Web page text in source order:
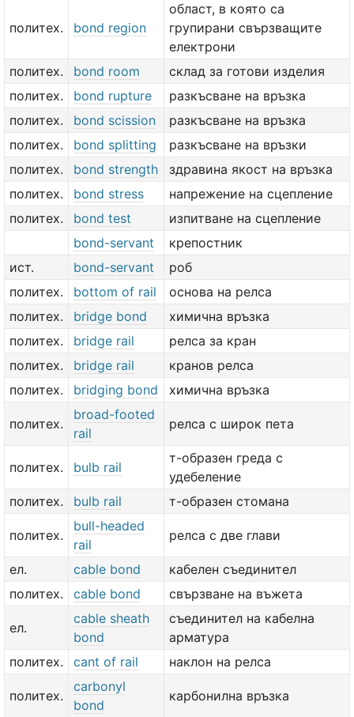
политех. bond region
област, в която са
групирани свързващите
електрони
политех.
bond room
склад за готови изделия
политех.
bond rupture
разкъсване на връзка
политех.
bond scission
разкъсване на връзка
политех.
bond splitting
разкъсване на връзки
политех.
bond strength
здравина якост на връзка
политех.
bond stress
напрежение на сцепление
политех.
bond test
изпитване на сцепление
bond-servant
крепостник
ист.
bond-servant
роб
политех.
bottom of rail
основа на релса
политех.
bridge bond
химична връзка
политех.
bridge rail
релса за кран
политех.
bridge rail
кранов релса
политех.
bridging bond химична връзка
политех.
broad-footed
rail
релса с широк пета
политех. bulb rail
т-образен греда с
удебеление
политех.
bulb rail т-образен стомана
политех.
bull-headed
rail
релса с две глави
ел. cable bond
кабелен съединител
политех.
cable bond свързване на въжета
ел.
cable sheath
bond
съединител на кабелна
арматура
политех.
cant of rail наклон на релса
политех.
carbonyl
bond
карбонилна връзка